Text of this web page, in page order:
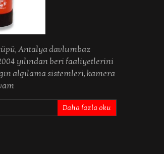
Antalya davlumbaz
yılından beri faaliyetlerini
algılama sistemleri, kamera
Daha fazla oku